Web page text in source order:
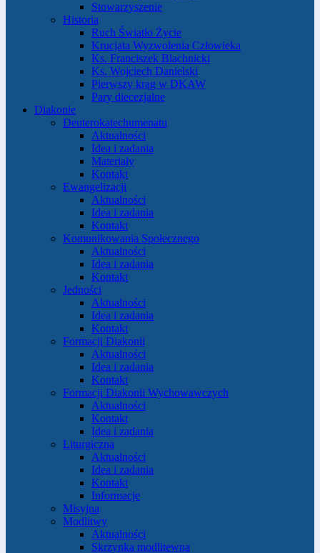
Stowarzyszenie
Historia
Ruch Światło Życie
Krucjata Wyzwolenia Człowieka
Ks. Franciszek Blachnicki
Ks. Wojciech Danielski
Pierwszy krąg w DKAW
Pary diecezjalne
Diakonie
Deuterokatechumenatu
Aktualności
Idea i zadania
Materiały
Kontakt
Ewangelizacji
Aktualności
Idea i zadania
Kontakt
Komunikowania Społecznego
Aktualności
Idea i zadania
Kontakt
Jedności
Aktualności
Idea i zadania
Kontakt
Formacji Diakonii
Aktualności
Idea i zadania
Kontakt
Formacji Diakonii Wychowawczych
Aktualności
Kontakt
Idea i zadania
Liturgiczna
Aktualności
Idea i zadania
Kontakt
Informacje
Misyjna
Modlitwy
Aktualności
Skrzynka modlitewna